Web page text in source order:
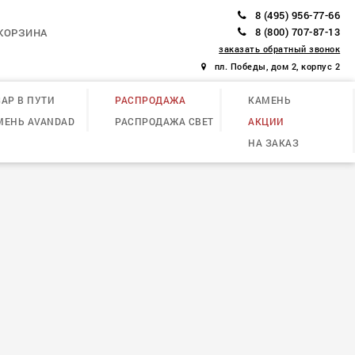
8 (495) 956-77-66
8 (800) 707-87-13
заказать обратный звонок
пл. Победы, дом 2, корпус 2
В ПУТИ
AVANDAD
РАСПРОДАЖА
РАСПРОДАЖА СВЕТ
КАМЕНЬ
АКЦИИ
НА ЗАКАЗ